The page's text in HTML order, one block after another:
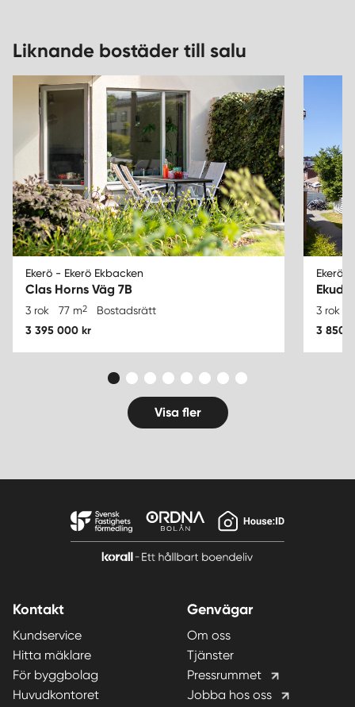
Liknande bostäder till salu
Ekerö - Ekerö Ekbacken
Clas Horns Väg 7B
3 rok 77 m2 Bostadsrätt
3 395 000 kr
Ekerö -
3 rok
3 850
Visa fler
Kontakt
Kundservice
Hitta mäklare
För byggbolag
Huvudkontoret
Genvägar
Om oss
Tjänster
Pressrummet
Jobba hos oss